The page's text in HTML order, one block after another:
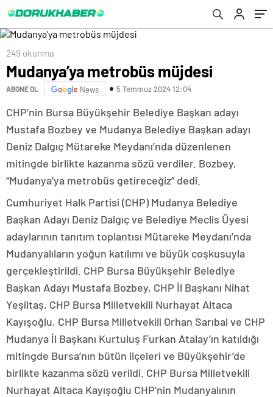
249 okunma
Mudanya’ya metrobüs müjdesi
ABONE OL News 5 Temmuz 2024 12:04
CHP’nin Bursa Büyükşehir Belediye Başkan adayı
Mustafa Bozbey ve Mudanya Belediye Başkan adayı
Deniz Dalgıç Mütareke Meydanı’nda düzenlenen
mitingde birlikte kazanma sözü verdiler. Bozbey,
“Mudanya’ya metrobüs getireceğiz” dedi.
Cumhuriyet Halk Partisi (CHP) Mudanya Belediye
Başkan Adayı Deniz Dalgıç ve Belediye Meclis Üyesi
adaylarının tanıtım toplantısı Mütareke Meydanı’nda
Mudanyalıların yoğun katılımı ve büyük coşkusuyla
gerçekleştirildi. CHP Bursa Büyükşehir Belediye
Başkan Adayı Mustafa Bozbey, CHP İl Başkanı Nihat
Yeşiltaş, CHP Bursa Milletvekili Nurhayat Altaca
Kayışoğlu, CHP Bursa Milletvekili Orhan Sarıbal ve CHP
Mudanya İl Başkanı Kurtuluş Furkan Atalay’ın katıldığı
mitingde Bursa’nın bütün ilçeleri ve Büyükşehir’de
birlikte kazanma sözü verildi. CHP Bursa Milletvekili
Nurhayat Altaca Kayışoğlu CHP’nin Mudanyalının